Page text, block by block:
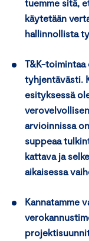
tuemme sitä,
käytetään
hallinnollista
T&K-toimintaa
tyhjentävästi.
esityksessä
arvioinnissa
suppeaa
kattava ja
aikaisessa
Kannatamme